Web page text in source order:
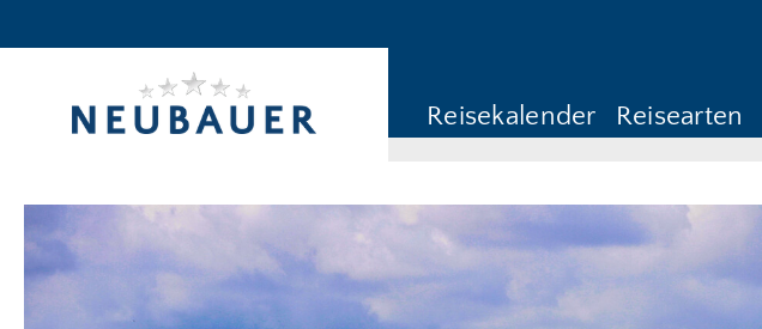
Reisekalender Reisearten
Reiseziel/Stichwort